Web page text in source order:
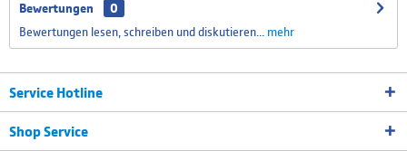
Bewertungen
0
Bewertungen lesen, schreiben und diskutieren...
mehr
Service Hotline
Shop Service